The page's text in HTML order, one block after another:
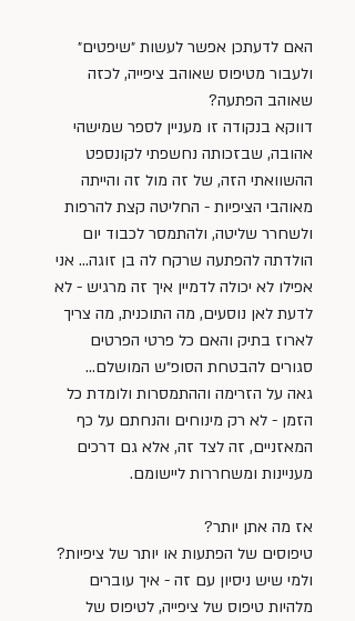
האם לדעתכן אפשר לעשות ״שיפטים״
ולעבור מטיפוס שאוהב ציפייה, לכזה
שאוהב הפתעה?
דווקא בנקודה זו מעניין לספר שמישהי
אהובה, שבזכותה נחשפתי לקונספט
ההשוואתי הזה, של זה מול זה והייתה
מאוהבי הציפיות - החליטה קצת להרפות
ולשחרר שליטה, ולהתמסר לכבוד יום
הולדתה להפתעה שרקח לה בן זוגה… אני
אפילו לא יכולה לדמיין איך זה מרגיש - לא
לדעת לאן נוסעים, מה התוכנית, מה צריך
לארוז בתיק והאם כל פרטי הפרטים
סגורים להבטחת הסופ״ש המושלם…
גאה על הזרימה וההתמסרות ולומדת כל
הזמן - לא רק מינוחים והנחתם על כף
המאזניים, זה לצד זה, אלא גם דרכים
מעניינות ומשחררות ליישומם.
אז מה אתן יותר?
טיפוסים של הפתעות או יותר של ציפיות?
ולמי שיש ניסיון עם זה - איך עוברים
מלהיות טיפוס של ציפייה, לטיפוס של